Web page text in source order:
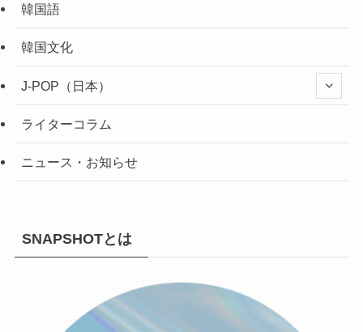
韓国語
韓国文化
J-POP（日本）
ライターコラム
ニュース・お知らせ
SNAPSHOTとは